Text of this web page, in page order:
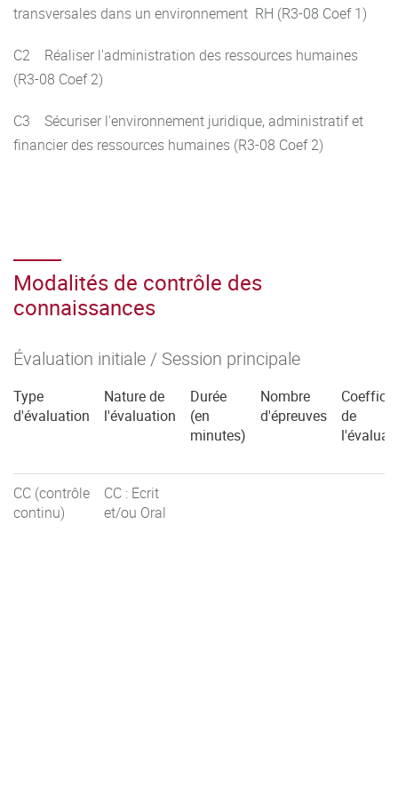
transversales dans un environnement RH (R3-08 Coef 1)
C2 Réaliser l'administration des ressources humaines
(R3-08 Coef 2)
C3 Sécuriser l'environnement juridique, administratif et
financier des ressources humaines (R3-08 Coef 2)
Modalités de contrôle des
connaissances
Évaluation initiale / Session principale
Type
d'évaluation
Nature de
l'évaluation
Durée
(en
minutes)
Nombre
d'épreuves
de
CC (contrôle
continu)
CC : Ecrit
et/ou Oral